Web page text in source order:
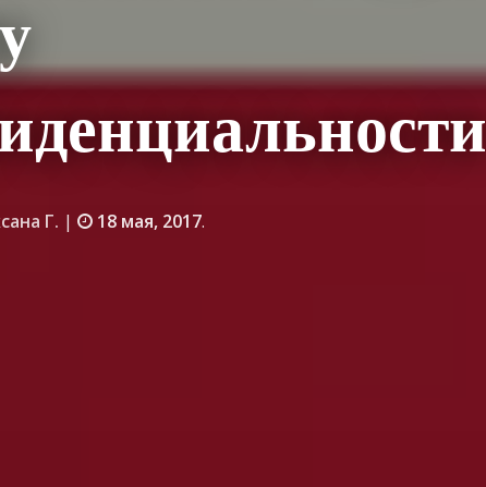
Г. | 18 мая, 2017.